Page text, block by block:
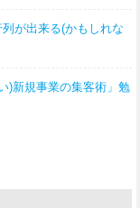
が出来る(かもしれな
)新規事業の集客術」勉